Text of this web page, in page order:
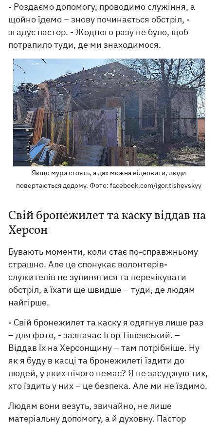
- Роздаємо допомогу, проводимо служіння, а
щойно їдемо – знову починається обстріл, -
згадує пастор. - Жодного разу не було, щоб
потрапило туди, де ми знаходимося.
Якщо мури стоять, а дах можна відновити, люди
повертаються додому. Фото: facebook.com/igor.tishevskyy
Свій бронежилет та каску віддав на
Херсон
Бувають моменти, коли стає по-справжньому
страшно. Але це спонукає волонтерів-
служителів не зупинятися та перечікувати
обстріл, а їхати ще швидше – туди, де людям
найгірше.
- Свій бронежилет та каску я одягнув лише раз
– для фото, - зазначає Ігор Тішевський. –
Віддав їх на Херсонщину – там потрібніше. Ну
як я буду в касці та бронежилеті їздити до
людей, у яких нічого немає? Я не засуджую тих,
хто їздить у них – це безпека. Але ми не їздимо.
Людям вони везуть, звичайно, не лише
матеріальну допомогу, а й духовну. Пастор